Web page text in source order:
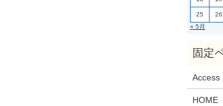
25 26
« 5月
Access
HOME